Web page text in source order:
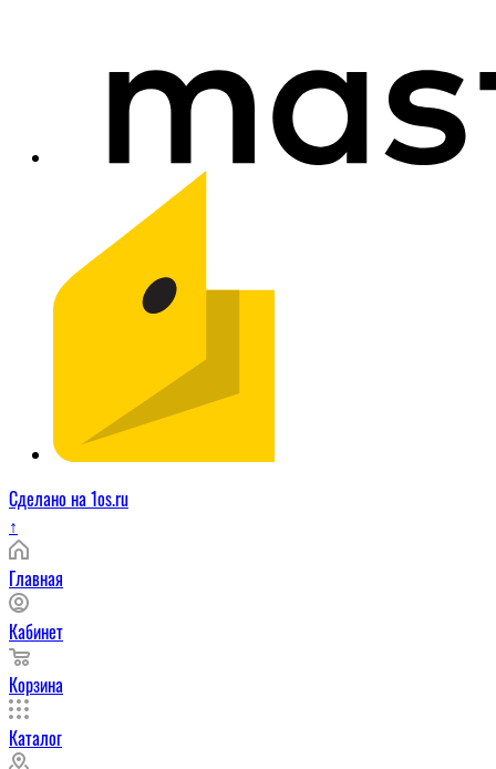
Сделано на 1os.ru
↑
Главная
Кабинет
Корзина
Каталог